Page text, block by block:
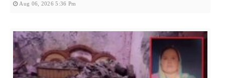
Aug 06, 2026 5:36 Pm